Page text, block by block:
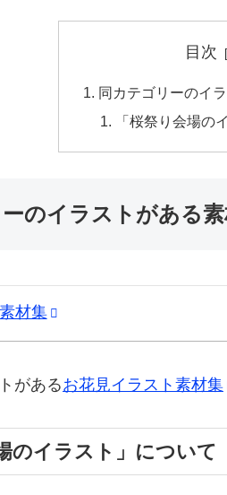
目次
同カテゴリーのイ
「桜祭り会場の
のイラストがある
材集
があるお花見イラスト素材集
のイラスト」について